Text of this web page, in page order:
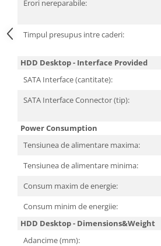
Erori nereparabile:
Timpul presupus intre caderi:
HDD Desktop - Interface Provided
SATA Interface (cantitate):
SATA Interface Connector (tip):
Power Consumption
Tensiunea de alimentare maxima:
Tensiunea de alimentare minima:
Consum maxim de energie:
Consum minim de energiie:
HDD Desktop - Dimensions&Weight
Adancime (mm):